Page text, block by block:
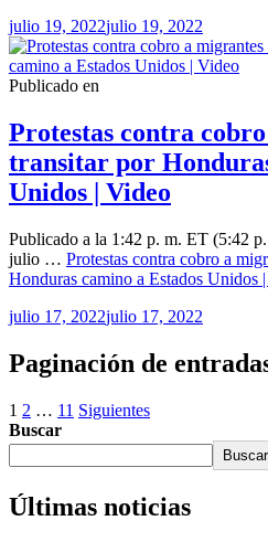
julio 19, 2022julio 19, 2022
Publicado en
Protestas contra
transitar por
Unidos | Video
Publicado a la 1:42 p. m. ET (5:42
julio … Protestas contra cobro a
Honduras camino a Estados Unidos
julio 17, 2022julio 17, 2022
Paginación de
1 2 … 11 Siguientes
Buscar
Buscar
Últimas noticias